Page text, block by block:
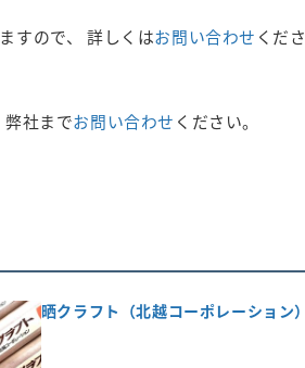
すので、 詳しくはお問い合わせ くださ
社までお問い合わせ ください。
晒クラフト（北越コーポレーション）